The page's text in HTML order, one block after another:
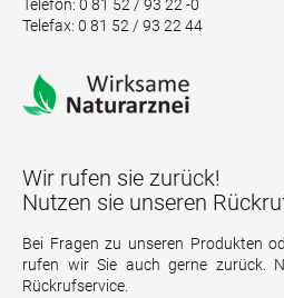
Telefon: 0 81 52 / 93 22 -0
Telefax: 0 81 52 / 93 22 44
Wir rufen sie zurück!
Nutzen sie unseren
Bei Fragen zu unseren Produkten
rufen wir Sie auch gerne zurück.
Rückrufservice.